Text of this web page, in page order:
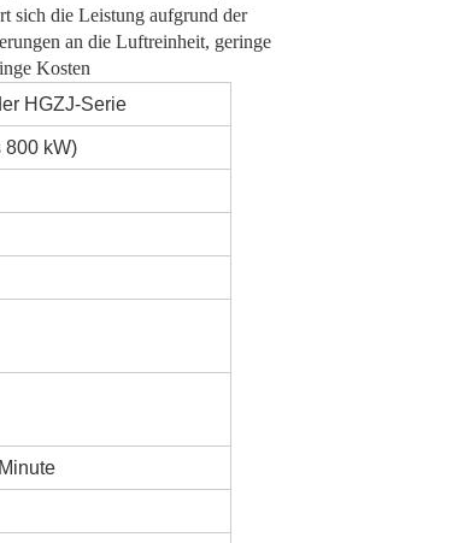
sich die Leistung aufgrund der
an die Luftreinheit, geringe
Kosten
HGZJ-Serie
800 kW)